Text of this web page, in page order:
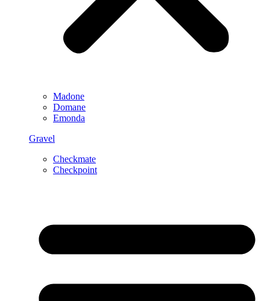
Madone
Domane
Emonda
Gravel
Checkmate
Checkpoint